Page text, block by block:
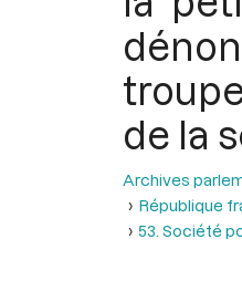
de la
Archives
République
53. Société